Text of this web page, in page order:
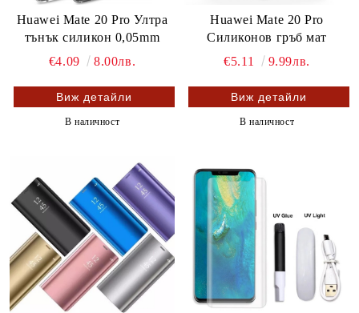
Huawei Mate 20 Pro Ултра
тънък силикон 0,05mm
€4.09
8.00лв.
Виж детайли
В наличност
Huawei Mate 20 Pro
Силиконов гръб мат
€5.11
9.99лв.
Виж детайли
В наличност